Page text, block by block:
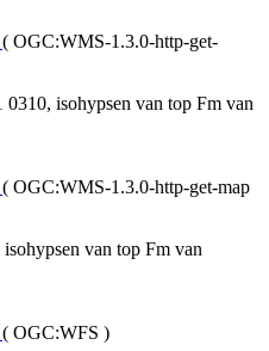
( OGC:WMS-1.3.0-http-get-
isohypsen van top Fm van
( OGC:WMS-1.3.0-http-get-map
van top Fm van
( OGC:WFS )